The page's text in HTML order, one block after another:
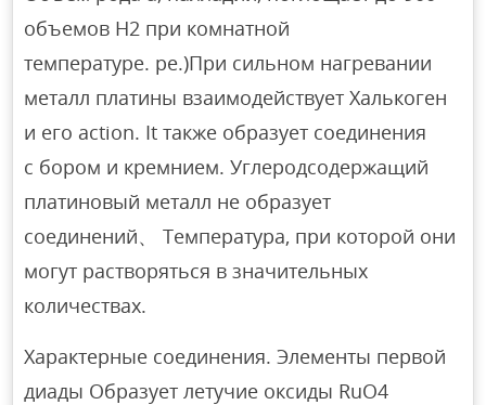
объемов Н2 при комнатной
температуре. ре.)При сильном нагревании
металл платины взаимодействует Халькоген
и его action. It также образует соединения
с бором и кремнием. Углеродсодержащий
платиновый металл не образует
соединений、 Температура, при которой они
могут растворяться в значительных
количествах.
Характерные соединения. Элементы первой
диады Образует летучие оксиды RuO4